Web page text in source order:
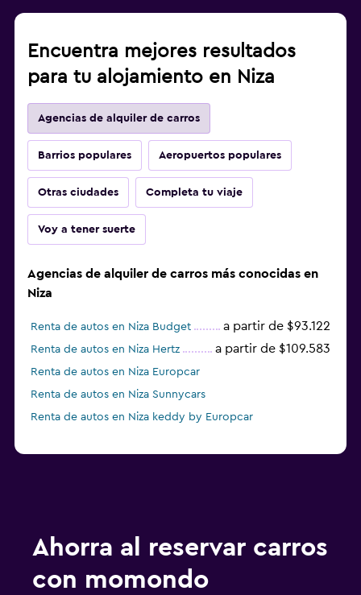
Encuentra mejores resultados
para tu alojamiento en Niza
Agencias de alquiler de carros
Barrios populares Aeropuertos populares
Otras ciudades Completa tu viaje
Voy a tener suerte
Agencias de alquiler de carros más conocidas en
Niza
Renta de autos en Niza Budget a partir de $93.122
Renta de autos en Niza Hertz a partir de $109.583
Renta de autos en Niza Europcar
Renta de autos en Niza Sunnycars
Renta de autos en Niza keddy by Europcar
Ahorra al reservar carros
con momondo